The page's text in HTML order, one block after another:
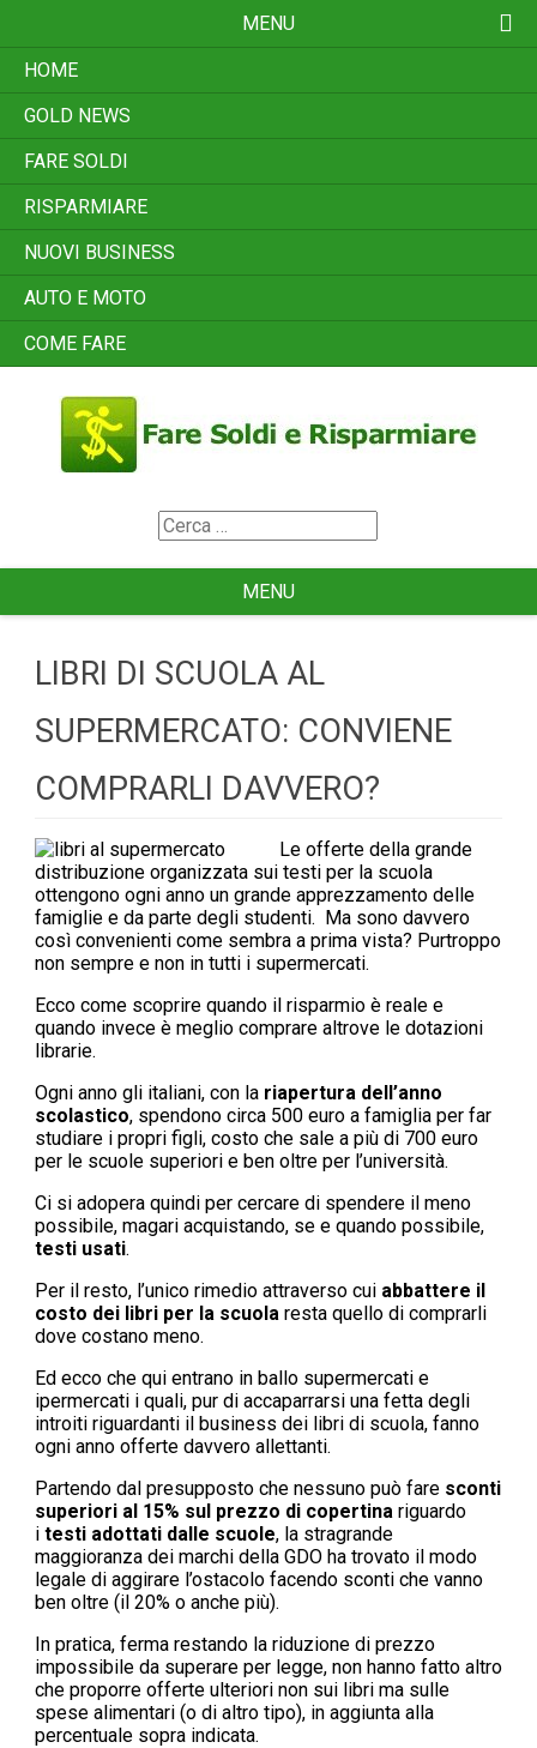
content
MENU
HOME
GOLD NEWS
FARE SOLDI
RISPARMIARE
NUOVI BUSINESS
AUTO E MOTO
COME FARE
Search
for
MENU
LIBRI DI SCUOLA AL
SUPERMERCATO: CONVIENE
COMPRARLI DAVVERO?
Le offerte della grande
distribuzione organizzata sui testi per la scuola
ottengono ogni anno un grande apprezzamento delle
famiglie e da parte degli studenti. Ma sono davvero
così convenienti come sembra a prima vista? Purtroppo
non sempre e non in tutti i supermercati.
Ecco come scoprire quando il risparmio è reale e
quando invece è meglio comprare altrove le dotazioni
librarie.
Ogni anno gli italiani, con la riapertura dell’anno
scolastico, spendono circa 500 euro a famiglia per far
studiare i propri figli, costo che sale a più di 700 euro
per le scuole superiori e ben oltre per l’università.
Ci si adopera quindi per cercare di spendere il meno
possibile, magari acquistando, se e quando possibile,
testi usati.
Per il resto, l’unico rimedio attraverso cui abbattere il
costo dei libri per la scuolaresta quello di comprarli
dove costano meno.
Ed ecco che qui entrano in ballo supermercati e
ipermercati i quali, pur di accaparrarsi una fetta degli
introiti riguardanti il business dei libri di scuola, fanno
ogni anno offerte davvero allettanti.
Partendo dal presupposto che nessuno può fare sconti
superiori al 15% sul prezzo di copertinariguardo
i testi adottati dalle scuole, la stragrande
maggioranza dei marchi della GDO ha trovato il modo
legale di aggirare l’ostacolo facendo sconti che vanno
ben oltre (il 20% o anche più).
In pratica, ferma restando la riduzione di prezzo
impossibile da superare per legge, non hanno fatto altro
che proporre offerte ulteriori non sui libri ma sulle
spese alimentari (o di altro tipo), in aggiunta alla
percentuale sopra indicata.